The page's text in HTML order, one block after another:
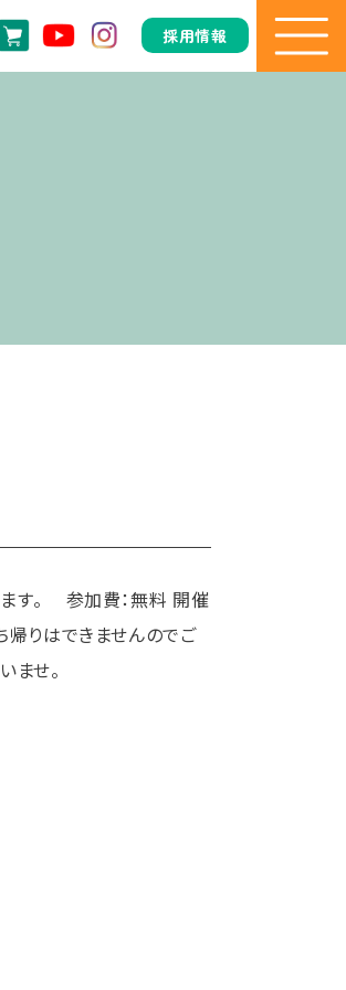
採用情報
ます。 参加費：無料 開催
帰りはできませんのでご
ませ。